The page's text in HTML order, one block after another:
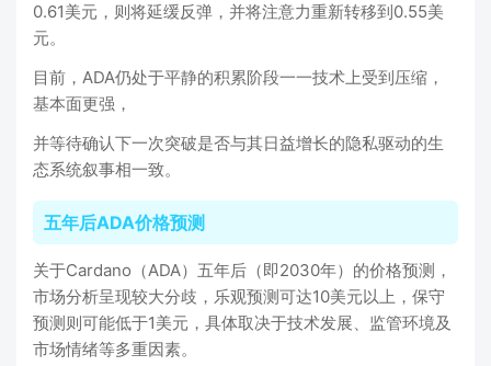
0.61美元，则将延缓反弹，并将注意力重新转移到0.55美
元。
目前，ADA仍处于平静的积累阶段一一技术上受到压缩，
基本面更强，
并等待确认下一次突破是否与其日益增长的隐私驱动的生
态系统叙事相一致。
五年后ADA价格预测
关于Cardano（ADA）五年后（即2030年）的价格预测，
市场分析呈现较大分歧，‌乐观预测可达10美元以上，保守
预测则可能低于1美元‌，具体取决于技术发展、监管环境及
市场情绪等多重因素。‌‌